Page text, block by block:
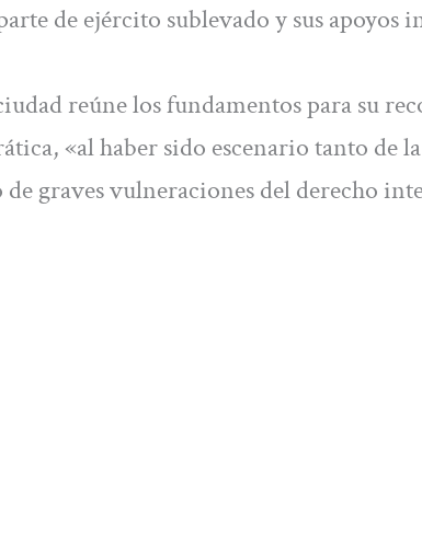
de ejército sublevado y sus apoyos
reúne los fundamentos para su
«al haber sido escenario tanto de
graves vulneraciones del derecho